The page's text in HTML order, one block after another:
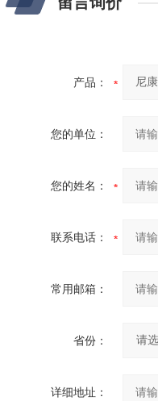
产品：
您的单位：
您的姓名：
联系电话：
常用邮箱：
省份：
详细地址：